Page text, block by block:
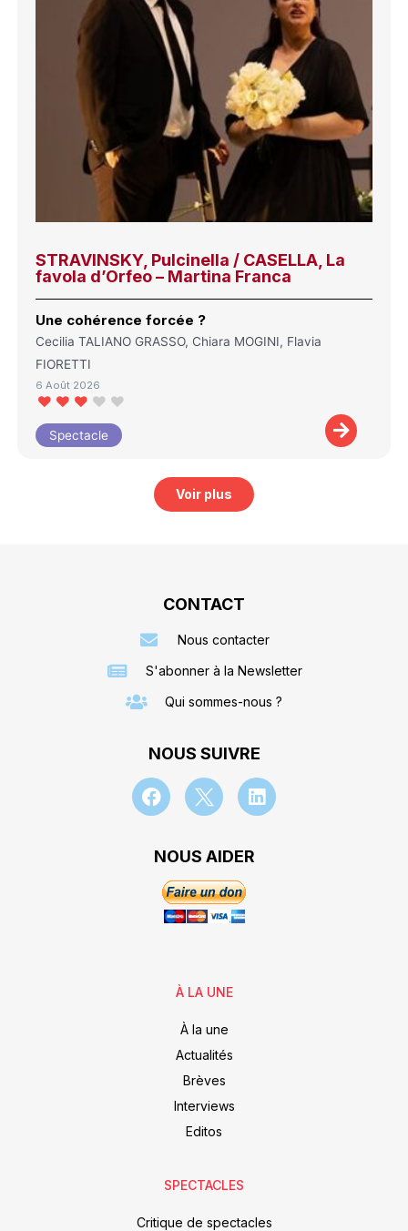
STRAVINSKY, Pulcinella / CASELLA, La
favola d’Orfeo – Martina Franca
Une cohérence forcée ?
Cecilia TALIANO GRASSO, Chiara MOGINI, Flavia
FIORETTI
6 Août 2026
Spectacle
Voir plus
CONTACT
Nous contacter
S'abonner à la Newsletter
Qui sommes-nous ?
NOUS SUIVRE
NOUS AIDER
À LA UNE
À la une
Actualités
Brèves
Interviews
Editos
SPECTACLES
Critique de spectacles